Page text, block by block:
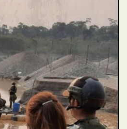
y personajes
lavado de dinero, minería
y corrupción en el Perú.